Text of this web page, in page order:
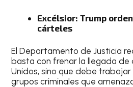
Excélsior: Trump
cárteles
El Departamento de Justicia
basta con frenar la llegada de
Unidos, sino que debe
grupos criminales que